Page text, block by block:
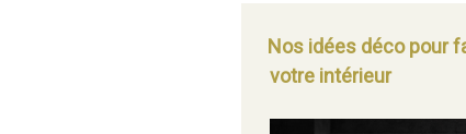
Nos idées déco pour
votre intérieur